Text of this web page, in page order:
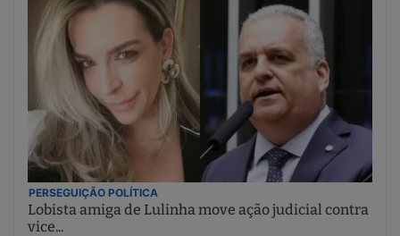
PERSEGUIÇÃO POLÍTICA
Lobista amiga de Lulinha move ação judicial contra
vice...